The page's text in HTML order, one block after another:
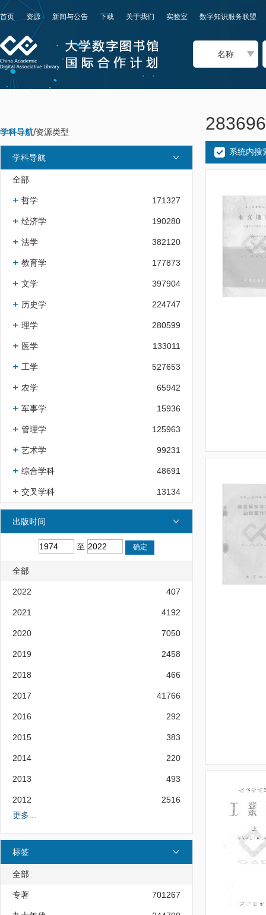
首页 资源 新闻与公告 下载 关于我们 实验室 数字知识服务联盟
名称
学科导航/资源类型
学科导航
全部
哲学 171327
经济学 190280
法学 382120
教育学 177873
文学 397904
历史学 224747
理学 280599
医学 133011
工学 527653
农学 65942
军事学 15936
管理学 125963
艺术学 99231
综合学科 48691
交叉学科 13134
出版时间
至
全部
2022 407
2021 4192
2020 7050
2019 2458
2018 466
2017 41766
2016 292
2015 383
2014 220
2013 493
2012
2516
更多...
标签
全部
专著 701267
系统内搜